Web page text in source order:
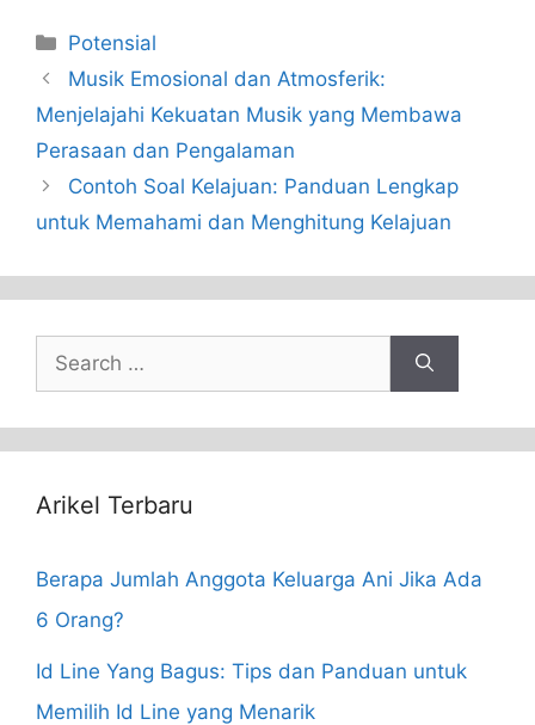
Categories
Potensial
Musik Emosional dan Atmosferik:
Menjelajahi Kekuatan Musik yang Membawa
Perasaan dan Pengalaman
Contoh Soal Kelajuan: Panduan Lengkap
untuk Memahami dan Menghitung Kelajuan
Search
for:
Arikel Terbaru
Berapa Jumlah Anggota Keluarga Ani Jika Ada
6 Orang?
Id Line Yang Bagus: Tips dan Panduan untuk
Memilih Id Line yang Menarik